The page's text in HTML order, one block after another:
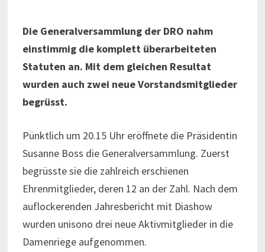
Die Generalversammlung der DRO nahm
einstimmig die komplett überarbeiteten
Statuten an. Mit dem gleichen Resultat
wurden auch zwei neue Vorstandsmitglieder
begrüsst.
Pünktlich um 20.15 Uhr eröffnete die Präsidentin
Susanne Boss die Generalversammlung. Zuerst
begrüsste sie die zahlreich erschienen
Ehrenmitglieder, deren 12 an der Zahl. Nach dem
auflockerenden Jahresbericht mit Diashow
wurden unisono drei neue Aktivmitglieder in die
Damenriege aufgenommen.